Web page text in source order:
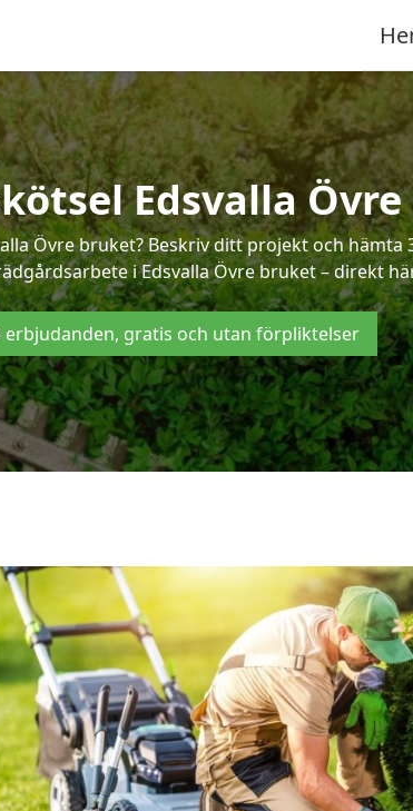
Edsvalla
Övre bruket? Beskriv ditt projekt och
i Edsvalla Övre bruket – direkt
erbjudanden, gratis och utan förpliktelser